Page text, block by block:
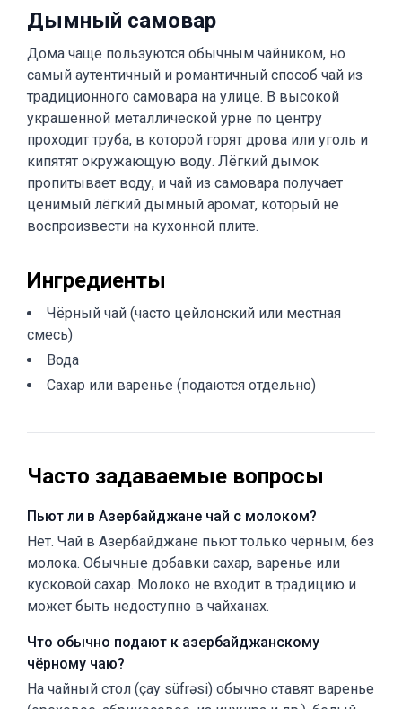
Дымный самовар
Дома чаще пользуются обычным чайником, но
самый аутентичный и романтичный способ чай из
традиционного самовара на улице. В высокой
украшенной металлической урне по центру
проходит труба, в которой горят дрова или уголь и
кипятят окружающую воду. Лёгкий дымок
пропитывает воду, и чай из самовара получает
ценимый лёгкий дымный аромат, который не
воспроизвести на кухонной плите.
Ингредиенты
Чёрный чай (часто цейлонский или местная
смесь)
Вода
Сахар или варенье (подаются отдельно)
Часто задаваемые вопросы
Пьют ли в Азербайджане чай с молоком?
Нет. Чай в Азербайджане пьют только чёрным, без
молока. Обычные добавки сахар, варенье или
кусковой сахар. Молоко не входит в традицию и
может быть недоступно в чайханах.
Что обычно подают к азербайджанскому
чёрному чаю?
На чайный стол (çay süfrəsi) обычно ставят варенье